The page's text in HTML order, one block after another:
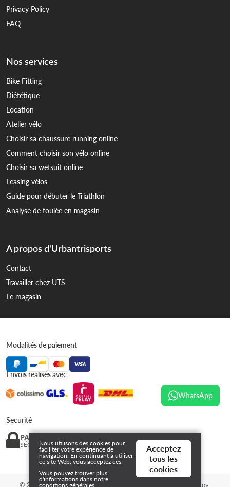
Privacy Policy
FAQ
Nos services
Bike Fitting
Diététique
Location
Atelier vélo
Choisir sa chaussure running online
Comment choisir son vélo online
Choisir sa wetsuit online
Leasing vélos
Guide pour débuter le Triathlon
Analyse de foulée en magasin
A propos d'Urbantrisports
Contact
Travailler chez UTS
Le magasin
Modalités de paiement
Envois réalisés avec
Securité
PAIEMENT
SÉCURISÉ
© 2026 Urban Tri Sports - BE0822 429 544 | Powered By Tilroy
WhatsApp
Nous utilisons des cookies pour
faciliter votre expérience de
navigation. En continuant à utiliser
ce site Web, vous acceptez ces.
Vous pouvez trouver plus
d'informations dans notre
conditions générales
Acceptez
tous les
cookies